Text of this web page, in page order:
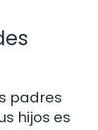
padres
hijos es